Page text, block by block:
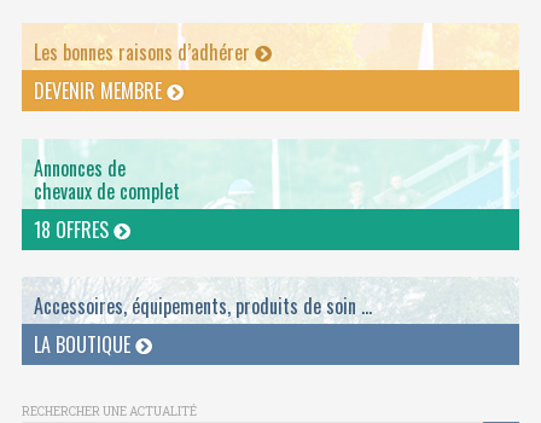
Les bonnes raisons d’adhérer
DEVENIR MEMBRE
Annonces de
chevaux de complet
18 OFFRES
Accessoires, équipements, produits de soin ...
LA BOUTIQUE
RECHERCHER UNE ACTUALITÉ